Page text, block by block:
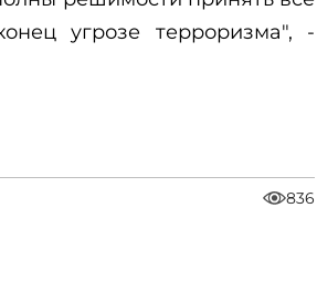
угрозе терроризма", -
836